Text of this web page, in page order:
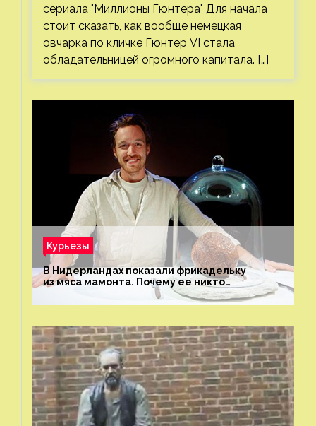
сериала "Миллионы Гюнтера" Для начала
стоит сказать, как вообще немецкая
овчарка по кличке Гюнтер VI стала
обладательницей огромного капитала. […]
Курьезы
В Нидерландах показали фрикадельку
из мяса мамонта. Почему ее никто